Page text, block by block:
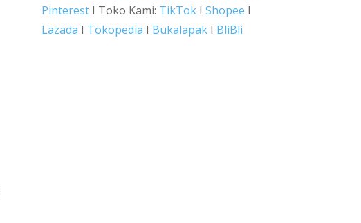
Pinterest I Toko Kami: TikTok I Shopee I
Lazada I Tokopedia I Bukalapak I BliBli